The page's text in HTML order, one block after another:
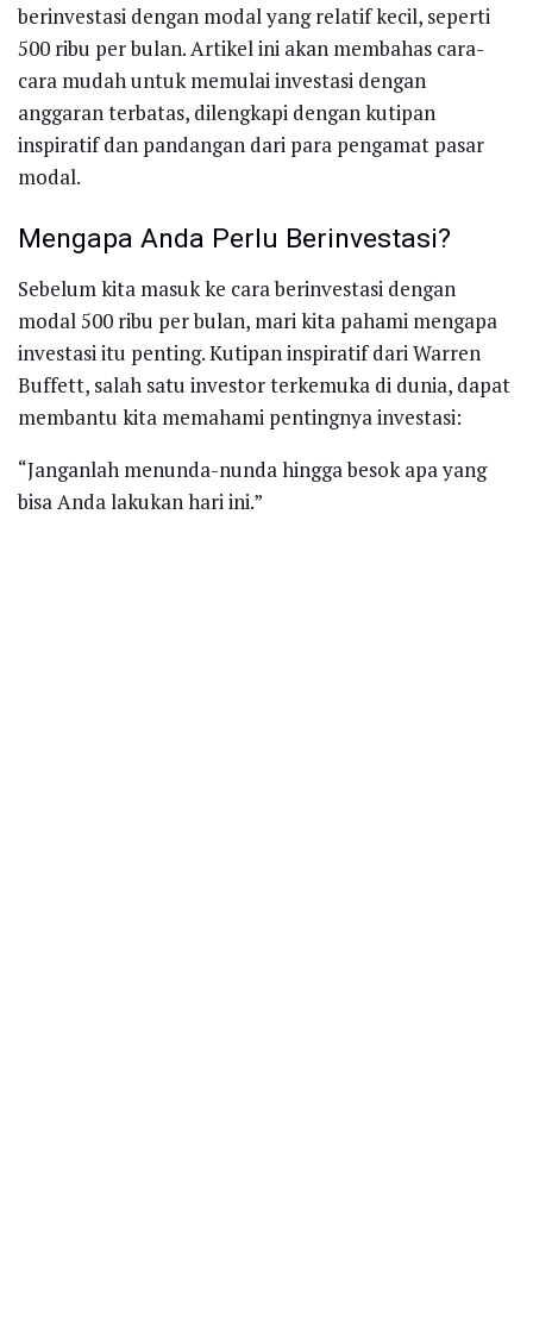
berinvestasi dengan modal yang relatif kecil, seperti
500 ribu per bulan. Artikel ini akan membahas cara-
cara mudah untuk memulai investasi dengan
anggaran terbatas, dilengkapi dengan kutipan
inspiratif dan pandangan dari para pengamat pasar
modal.
Mengapa Anda Perlu Berinvestasi?
Sebelum kita masuk ke cara berinvestasi dengan
modal 500 ribu per bulan, mari kita pahami mengapa
investasi itu penting. Kutipan inspiratif dari Warren
Buffett, salah satu investor terkemuka di dunia, dapat
membantu kita memahami pentingnya investasi:
“Janganlah menunda-nunda hingga besok apa yang
bisa Anda lakukan hari ini.”